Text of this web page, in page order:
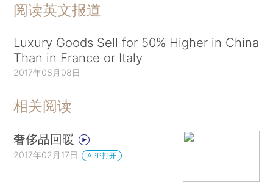
阅读英文报道
Luxury Goods Sell for 50% Higher in China
Than in France or Italy
2017年08月08日
相关阅读
奢侈品回暖
2017年02月17日 APP打开